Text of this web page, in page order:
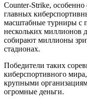
Counter-Strike,
главных
масштабные турниры с
нескольких миллионов
собирают миллионы
стадионах.
Победители таких
киберспортивного
крупными
огромные деньги.